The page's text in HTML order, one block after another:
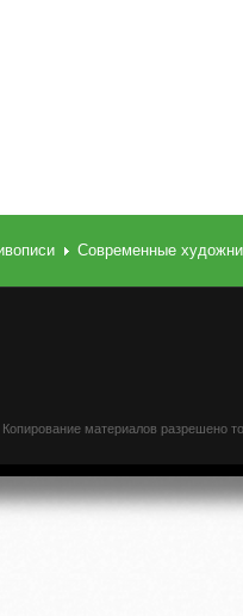
Современные
материалов разрешено